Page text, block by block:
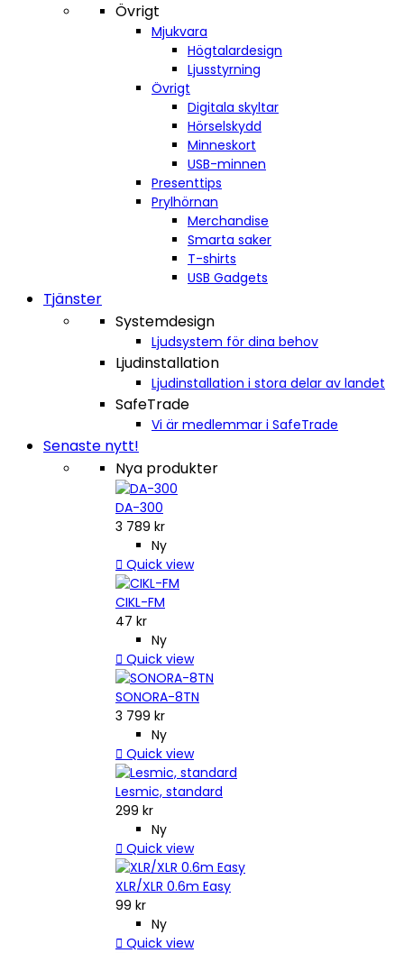
Övrigt
Mjukvara
Högtalardesign
Ljusstyrning
Övrigt
Digitala skyltar
Hörselskydd
Minneskort
USB-minnen
Presenttips
Prylhörnan
Merchandise
Smarta saker
T-shirts
USB Gadgets
Tjänster
Systemdesign
Ljudsystem för dina behov
Ljudinstallation
Ljudinstallation i stora delar av landet
SafeTrade
Vi är medlemmar i SafeTrade
Senaste nytt!
Nya produkter
DA-300
3 789 kr
Ny
 Quick view
CIKL-FM
47 kr
Ny
 Quick view
SONORA-8TN
3 799 kr
Ny
 Quick view
Lesmic, standard
299 kr
Ny
 Quick view
XLR/XLR 0.6m Easy
99 kr
Ny
 Quick view